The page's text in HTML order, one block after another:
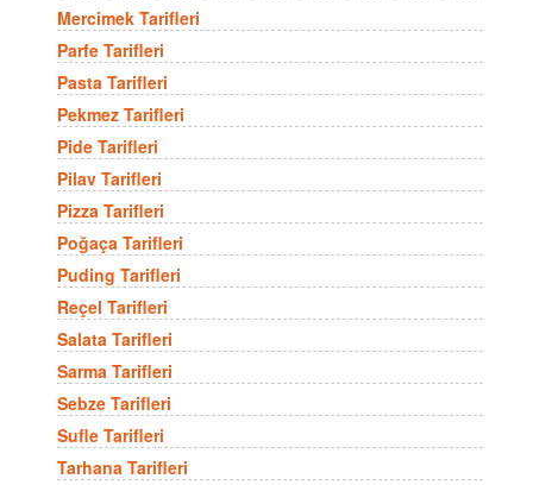
Mercimek Tarifleri
Parfe Tarifleri
Pasta Tarifleri
Pekmez Tarifleri
Pide Tarifleri
Pilav Tarifleri
Pizza Tarifleri
Poğaça Tarifleri
Puding Tarifleri
Reçel Tarifleri
Salata Tarifleri
Sarma Tarifleri
Sebze Tarifleri
Sufle Tarifleri
Tarhana Tarifleri